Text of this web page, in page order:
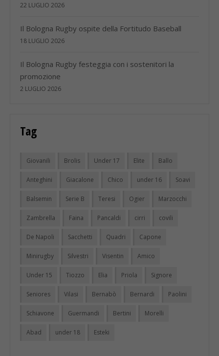
22 LUGLIO 2026
Il Bologna Rugby ospite della Fortitudo Baseball
18 LUGLIO 2026
Il Bologna Rugby festeggia con i sostenitori la
promozione
2 LUGLIO 2026
Tag
Giovanili Brolis Under 17 Elite Ballo
Anteghini Giacalone Chico under 16 Soavi
Balsemin Serie B Teresi Ogier Marzocchi
Zambrella Faina Pancaldi cirri covili
De Napoli Sacchetti Quadri Capone
Minirugby Silvestri Visentin Amico
Under 15 Tiozzo Elia Priola Signore
Seniores Vilasi Bernabò Bernardi Paolini
Schiavone Guermandi Bertini Morelli
Abad under 18 Esteki